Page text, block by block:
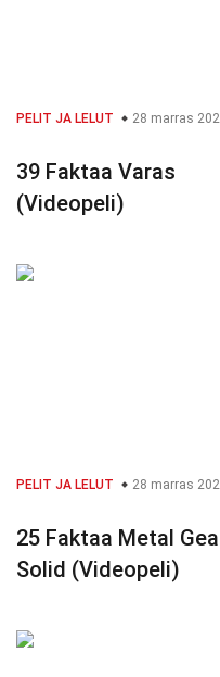
PELIT JA LELUT 28 marras
39 Faktaa Varas
(Videopeli)
PELIT JA LELUT 28 marras
25 Faktaa Metal
Solid (Videopeli)